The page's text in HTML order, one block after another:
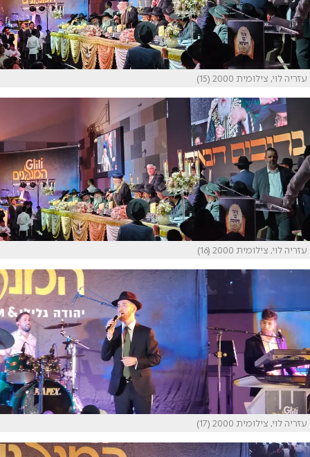
עזריה לוי, צילומית 2000 (15)
עזריה לוי, צילומית 2000 (16)
עזריה לוי, צילומית 2000 (17)